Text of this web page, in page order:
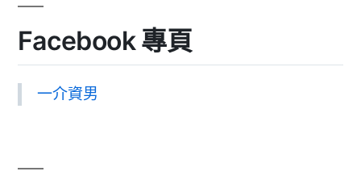
Facebook 專頁
一介資男